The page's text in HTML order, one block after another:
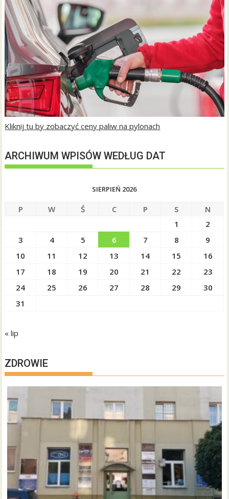
Kliknij tu by zobaczyć ceny paliw na pylonach
ARCHIWUM WPISÓW WEDŁUG DAT
SIERPIEŃ 2026
P W Ś C P S
N
1
2
3
4 5 6 7 8
9
10
11 12 13 14 15
16
17
18 19 20 21 22
23
24
25 26 27 28 29
30
31
« lip
ZDROWIE